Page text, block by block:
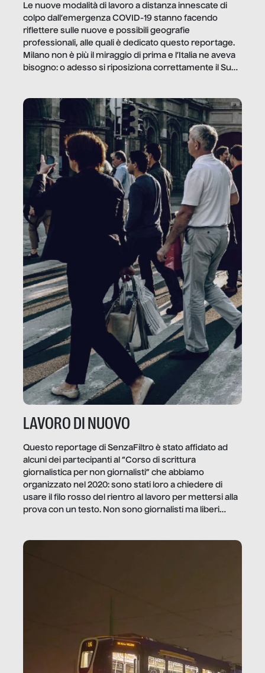
Le nuove modalità di lavoro a distanza innescate di
colpo dall’emergenza COVID-19 stanno facendo
riflettere sulle nuove e possibili geografie
professionali, alle quali è dedicato questo reportage.
Milano non è più il miraggio di prima e l’Italia ne aveva
bisogno: o adesso si riposiziona correttamente il Sud
LAVORO DI NUOVO
Questo reportage di SenzaFiltro è stato affidato ad
alcuni dei partecipanti al “Corso di scrittura
giornalistica per non giornalisti” che abbiamo
organizzato nel 2020: sono stati loro a chiedere di
usare il filo rosso del rientro al lavoro per mettersi alla
prova con un testo. Non sono giornalisti ma liberi